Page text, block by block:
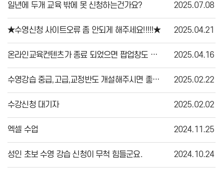
일년에 두개 교육 밖에 못 신청하는건가요? 2025.07.08
★수영신청 사이트오류 좀 안되게 해주세요!!!!!★ 2025.04.21
온라인교육컨텐츠가 종료 되었으면 팝업창도 삭제해주셔야 혼돈이 없을듯 합니다. 2025.04.16
수영강습 중급,고급,교정반도 개설해주시면 좋겠습니다. 2025.02.22
수강신청 대기자 2025.02.02
엑셀 수업 2024.11.25
성인 초보 수영 강습 신청이 무척 힘들군요. 2024.10.24